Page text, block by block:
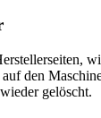
den
gelöscht.